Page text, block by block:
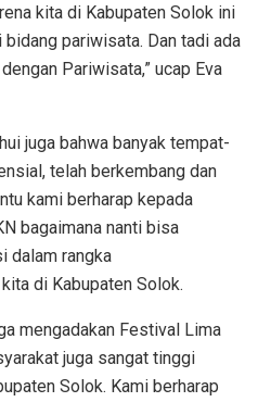
kita di Kabupaten Solok ini
pariwisata. Dan tadi ada
Pariwisata,” ucap Eva
juga bahwa banyak tempat-
telah berkembang dan
kami berharap kepada
bagaimana nanti bisa
dalam rangka
di Kabupaten Solok.
mengadakan Festival Lima
juga sangat tinggi
Solok. Kami berharap